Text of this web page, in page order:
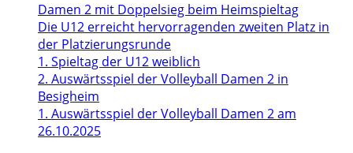
Damen 2 mit Doppelsieg beim Heimspieltag
Die U12 erreicht hervorragenden zweiten Platz in
der Platzierungsrunde
1. Spieltag der U12 weiblich
2. Auswärtsspiel der Volleyball Damen 2 in
Besigheim
1. Auswärtsspiel der Volleyball Damen 2 am
26.10.2025